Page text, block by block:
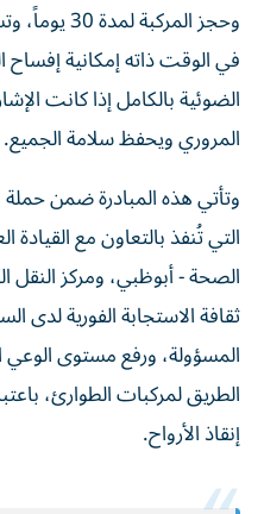
في الوقت ذاته إمكانية
الضوئية بالكامل إذا كانت
المروري ويحفظ سلامة الجميع.
وتأتي هذه المبادرة ضمن
التي تُنفذ بالتعاون مع
الصحة - أبوظبي، ومركز
ثقافة الاستجابة الفورية لدى
المسؤولة، ورفع مستوى
الطريق لمركبات الطوارئ،
إنقاذ الأرواح.